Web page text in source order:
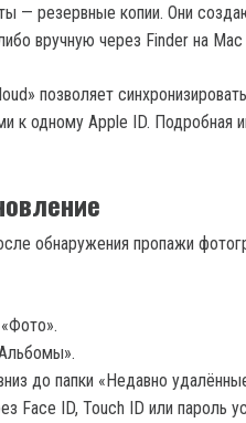
— резервные копии. Они
вручную через Finder на
позволяет
к одному Apple ID. Подробная
обнаружения пропажи
до папки «Недавно
Face ID, Touch ID или пароль